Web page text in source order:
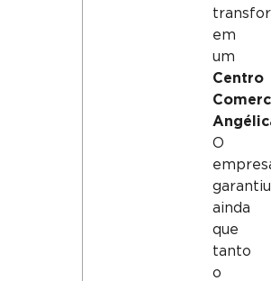
em
um
Centro
O
garantiu
ainda
que
tanto
o